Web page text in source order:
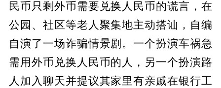
民币只剩外币需要兑换人民币的谎言，在
公园、社区等老人聚集地主动搭讪，自编
自演了一场诈骗情景剧。一个扮演车祸急
需用外币兑换人民币的人，另一个扮演路
人加入聊天并提议其家里有亲戚在银行工